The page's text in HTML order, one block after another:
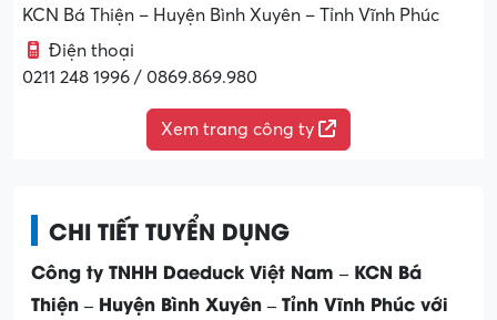
KCN Bá Thiện – Huyện Bình Xuyên – Tỉnh Vĩnh Phúc
Điện thoại
0211 248 1996 / 0869.869.980
Xem trang công ty
CHI TIẾT TUYỂN DỤNG
Công ty TNHH Daeduck Việt Nam – KCN Bá
Thiện – Huyện Bình Xuyên – Tỉnh Vĩnh Phúc với